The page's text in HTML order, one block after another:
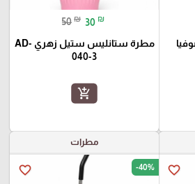
50 ₪ 30 ₪
مطرة ستانليس ستيل زهري AD-
040-3
add_shopping_cart
favorite_border
مطرات
favorite_border -40%